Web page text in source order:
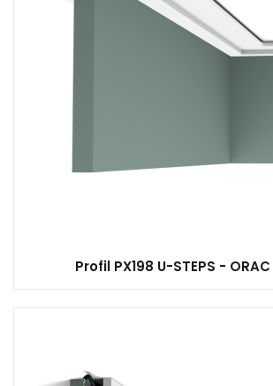
Profil PX198 U-STEPS - ORAC